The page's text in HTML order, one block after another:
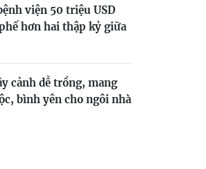
viện 50 triệu USD
hơn hai thập kỷ giữa
cảnh dễ trồng, mang
bình yên cho ngôi nhà